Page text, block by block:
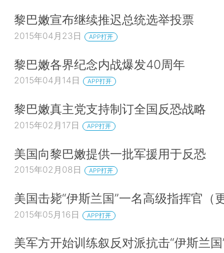
黎巴嫩宣布继续推迟总统选举投票
2015年04月23日 APP打开
黎巴嫩各界纪念内战爆发40周年
2015年04月14日 APP打开
黎巴嫩真主党支持制订全国反恐战略
2015年02月17日 APP打开
美国向黎巴嫩提供一批军援用于反恐
2015年02月08日 APP打开
美国击毙“伊斯兰国”一名高级指挥官（更
2015年05月16日 APP打开
美军方开始训练叙反对派抗击“伊斯兰国